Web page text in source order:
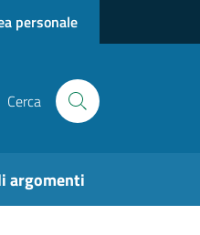
personale
Cerca
argomenti